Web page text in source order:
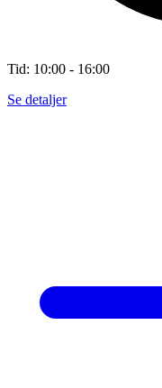
Tid: 10:00 - 16:00
Se detaljer